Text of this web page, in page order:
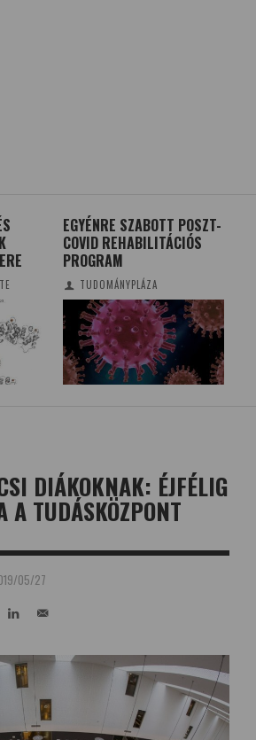
EGYÉNRE SZABOTT POSZT-
COVID REHABILITÁCIÓS
PROGRAM
TUDOMÁNYPLÁZA
DIÁKOKNAK: ÉJFÉLIG
A TUDÁSKÖZPONT
05/27